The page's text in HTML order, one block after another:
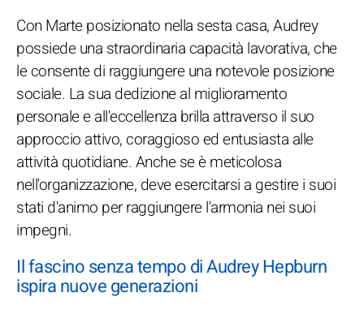
Con Marte posizionato nella sesta casa, Audrey
possiede una straordinaria capacità lavorativa, che
le consente di raggiungere una notevole posizione
sociale. La sua dedizione al miglioramento
personale e all'eccellenza brilla attraverso il suo
approccio attivo, coraggioso ed entusiasta alle
attività quotidiane. Anche se è meticolosa
nell'organizzazione, deve esercitarsi a gestire i suoi
stati d'animo per raggiungere l'armonia nei suoi
impegni.
Il fascino senza tempo di Audrey Hepburn
ispira nuove generazioni